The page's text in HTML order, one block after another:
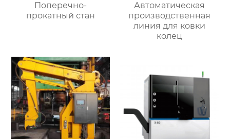
Поперечно-
прокатный стан
Автоматическая
производственная
линия для ковки
колец